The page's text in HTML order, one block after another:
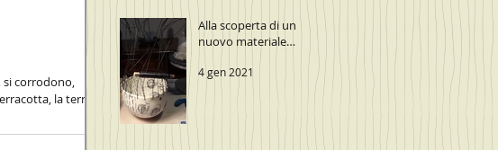
si corrodono,
la terra
Alla scoperta di un
nuovo materiale…
4 gen 2021